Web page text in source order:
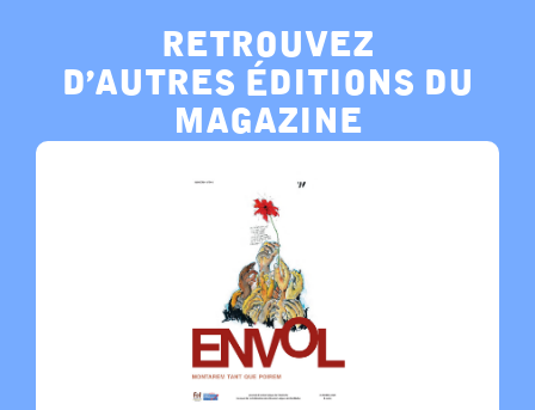
retrouvez
d’autres éditions du
magazine